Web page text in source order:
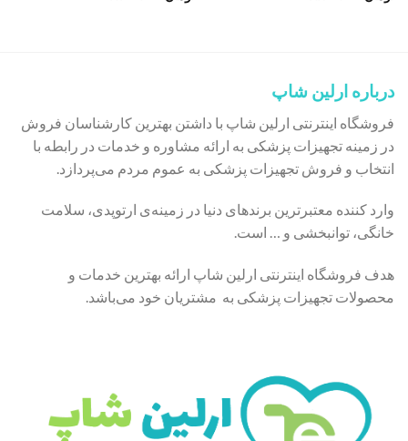
درباره ارلین شاپ
فروشگاه اینترنتی ارلین شاپ با داشتن بهترین کارشناسان فروش
در زمینه تجهیزات پزشکی به ارائه مشاوره و خدمات در رابطه با
انتخاب و فروش تجهیزات پزشکی به عموم مردم می‌پردازد.
وارد کننده معتبرترین برندهای دنیا در زمینه‌ی ارتوپدی، سلامت
خانگی، توانبخشی و … است.
هدف فروشگاه اینترنتی ارلین شاپ ارائه بهترین خدمات و
محصولات تجهیزات پزشکی به مشتریان خود می‌باشد.